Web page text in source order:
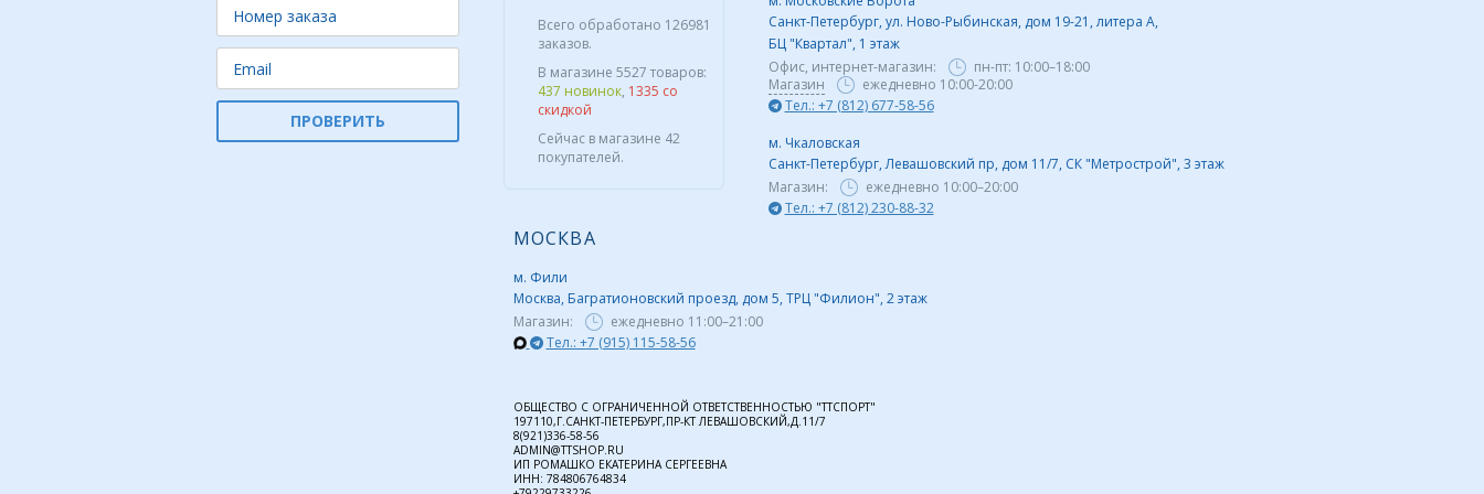
ПРОВЕРИТЬ
Всего обработано 126981
заказов.
В магазине 5527 товаров:
437 новинок, 1335 со
скидкой
Сейчас в магазине 42
покупателей.
Санкт-Петербург, ул. Ново-Рыбинская, дом 19-21, литера А,
БЦ "Квартал", 1 этаж
Офис, интернет-магазин:
пн-пт: 10:00–18:00
Магазин
ежедневно 10:00-20:00
Тел.: +7 (812) 677-58-56
м. Чкаловская
Санкт-Петербург, Левашовский пр, дом 11/7, СК "Метрострой", 3 этаж
Магазин:
ежедневно 10:00–20:00
Тел.: +7 (812) 230-88-32
МОСКВА
м. Фили
Москва, Багратионовский проезд, дом 5, ТРЦ "Филион", 2 этаж
Магазин:
ежедневно 11:00–21:00
Тел.: +7 (915) 115-58-56
ОБЩЕСТВО С ОГРАНИЧЕННОЙ ОТВЕТСТВЕННОСТЬЮ "ТТСПОРТ"
197110,Г.САНКТ-ПЕТЕРБУРГ,ПР-КТ ЛЕВАШОВСКИЙ,Д.11/7
8(921)336-58-56
ADMIN@TTSHOP.RU
ИП РОМАШКО ЕКАТЕРИНА СЕРГЕЕВНА
ИНН: 784806764834